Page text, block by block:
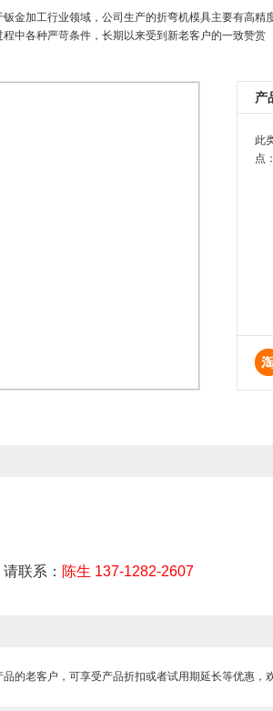
金加工行业领域，公司生产的折弯机模具主要有高精
中各种严苛条件，长期以来受到新老客户的一致赞赏
产
此
点
联系： 陈生 137-1282-2607
的老客户，可享受产品折扣或者试用期延长等优惠，